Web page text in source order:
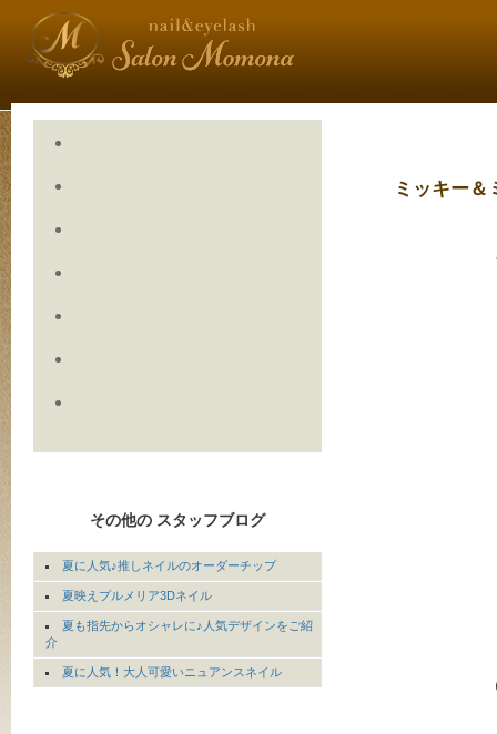
ミッキー
その他の スタッフブログ
夏に人気♪推しネイルのオーダーチップ
夏映えプルメリア3Dネイル
夏も指先からオシャレに♪人気デザインをご紹
介
夏に人気！大人可愛いニュアンスネイル